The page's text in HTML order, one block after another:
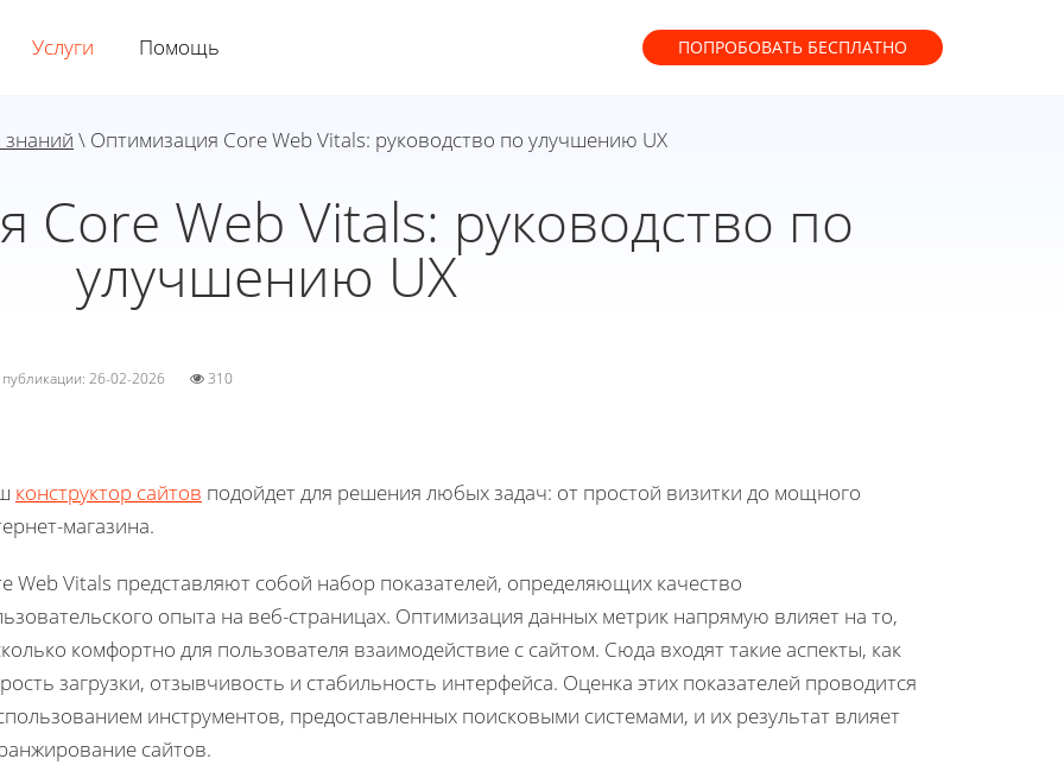
Услуги Помощь ПОПРОБОВАТЬ БЕСПЛАТНО
знаний \ Оптимизация Core Web Vitals: руководство по улучшению UX
Core Web Vitals: руководство по
улучшению UX
публикации: 26-02-2026 310
конструктор сайтов подойдет для решения любых задач: от простой визитки до мощного
магазина.
Web Vitals представляют собой набор показателей, определяющих качество
опыта на веб-страницах. Оптимизация данных метрик напрямую влияет на то,
комфортно для пользователя взаимодействие с сайтом. Сюда входят такие аспекты, как
загрузки, отзывчивость и стабильность интерфейса. Оценка этих показателей проводится
инструментов, предоставленных поисковыми системами, и их результат влияет
сайтов.